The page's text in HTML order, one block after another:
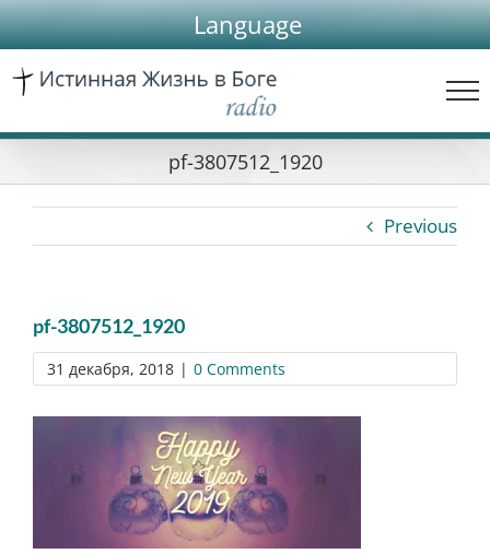
Skip
to
content
Language
pf-3807512_1920
Previous
pf-3807512_1920
31 декабря, 2018 | 0 Comments